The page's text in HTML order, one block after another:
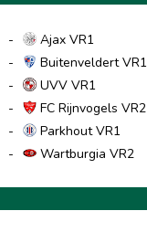
-
Ajax VR1
-
Buitenveldert VR1
-
UVV VR1
-
FC Rijnvogels VR2
-
Parkhout VR1
- Wartburgia VR2